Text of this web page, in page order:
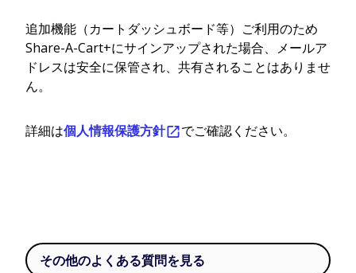
追加機能（カートダッシュボード等）ご利用のため
Share-A-Cart+にサインアップされた場合、メールア
ドレスは安全に保管され、共有されることはありませ
ん。
詳細は個人情報保護方針 でご確認ください。
その他のよくある質問を見る